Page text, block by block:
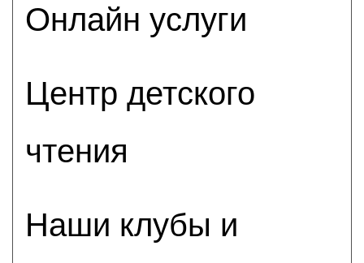
Онлайн услуги
Центр детского
чтения
Наши клубы и